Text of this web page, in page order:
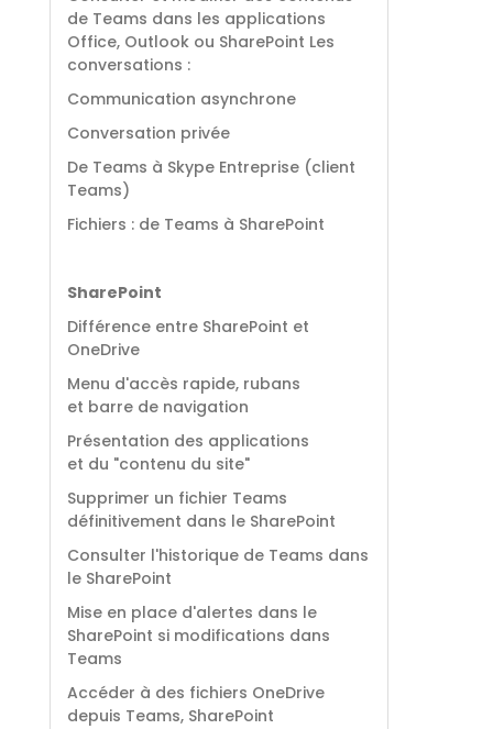
de Teams dans les applications
Office, Outlook ou SharePoint Les
conversations :
Communication asynchrone
Conversation privée
De Teams à Skype Entreprise (client
Teams)
Fichiers : de Teams à SharePoint
SharePoint
Différence entre SharePoint et
OneDrive
Menu d'accès rapide, rubans
et barre de navigation
Présentation des applications
et du "contenu du site"
Supprimer un fichier Teams
définitivement dans le SharePoint
Consulter l'historique de Teams dans
le SharePoint
Mise en place d'alertes dans le
SharePoint si modifications dans
Teams
Accéder à des fichiers OneDrive
depuis Teams, SharePoint